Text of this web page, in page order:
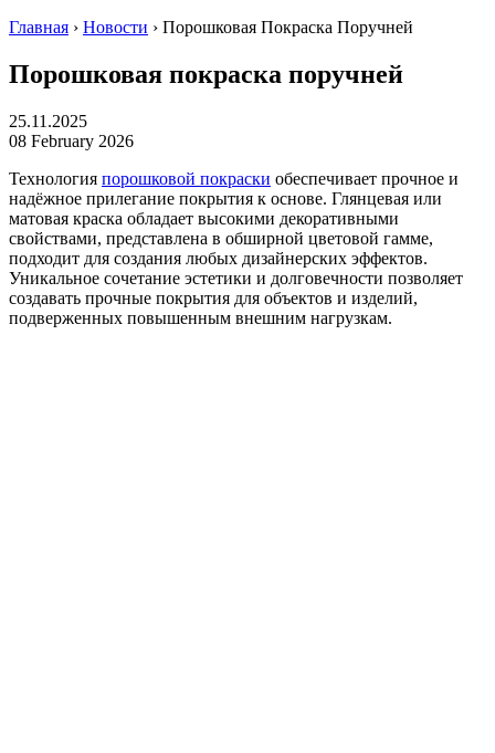
Главная › Новости › Порошковая Покраска Поручней
Порошковая покраска поручней
25.11.2025
08 February 2026
Технология порошковой покраски обеспечивает прочное и
надёжное прилегание покрытия к основе. Глянцевая или
матовая краска обладает высокими декоративными
свойствами, представлена в обширной цветовой гамме,
подходит для создания любых дизайнерских эффектов.
Уникальное сочетание эстетики и долговечности позволяет
создавать прочные покрытия для объектов и изделий,
подверженных повышенным внешним нагрузкам.